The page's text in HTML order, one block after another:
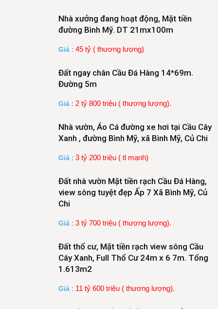
Nhà xưởng đang hoạt động, Mặt tiền
đường Bình Mỹ. DT 21mx100m
Giá : 45 tỷ ( thương lượng)
Đất ngay chân Cầu Đá Hàng 14*69m.
Đường 5m
Giá : 2 tỷ 800 triệu ( thương lượng).
Nhà vườn, Áo Cá đường xe hơi tại Cầu Cây
Xanh , đường Bình Mỹ, xã Bình Mỹ, Củ Chi
Giá : 3 tỷ 200 triệu ( tl mạnh)
Đất nhà vườn Mặt tiền rạch Cầu Đá Hàng,
view sông tuyệt đẹp Ấp 7 Xã Bình Mỹ, Củ
Chi
Giá : 3 tỷ 700 triệu ( thương lượng).
Đất thổ cư, Mặt tiền rạch view sông Cầu
Cây Xanh, Full Thổ Cư 24m x 6 7m. Tổng
1.613m2
Giá : 11 tỷ 600 triệu ( thương lượng).